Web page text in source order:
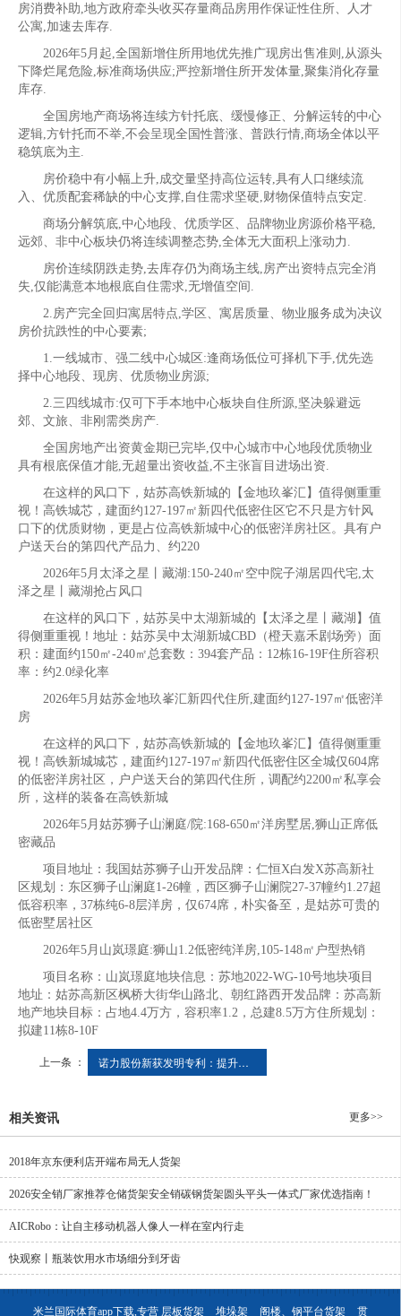
房消费补助,地方政府牵头收买存量商品房用作保证性住所、人才
公寓,加速去库存.
2026年5月起,全国新增住所用地优先推广现房出售准则,从源头
下降烂尾危险,标准商场供应;严控新增住所开发体量,聚集消化存量
库存.
全国房地产商场将连续方针托底、缓慢修正、分解运转的中心
逻辑,方针托而不举,不会呈现全国性普涨、普跌行情,商场全体以平
稳筑底为主.
房价稳中有小幅上升,成交量坚持高位运转,具有人口继续流
入、优质配套稀缺的中心支撑,自住需求坚硬,财物保值特点安定.
商场分解筑底,中心地段、优质学区、品牌物业房源价格平稳,
远郊、非中心板块仍将连续调整态势,全体无大面积上涨动力.
房价连续阴跌走势,去库存仍为商场主线,房产出资特点完全消
失,仅能满意本地根底自住需求,无增值空间.
2.房产完全回归寓居特点,学区、寓居质量、物业服务成为决议
房价抗跌性的中心要素;
1.一线城市、强二线中心城区:逢商场低位可择机下手,优先选
择中心地段、现房、优质物业房源;
2.三四线城市:仅可下手本地中心板块自住所源,坚决躲避远
郊、文旅、非刚需类房产.
全国房地产出资黄金期已完毕,仅中心城市中心地段优质物业
具有根底保值才能,无超量出资收益,不主张盲目进场出资.
在这样的风口下，姑苏高铁新城的【金地玖峯汇】值得侧重重
视！高铁城芯，建面约127-197㎡新四代低密住区它不只是方针风
口下的优质财物，更是占位高铁新城中心的低密洋房社区。具有户
户送天台的第四代产品力、约220
2026年5月太泽之星丨藏湖:150-240㎡空中院子湖居四代宅,太
泽之星丨藏湖抢占风口
在这样的风口下，姑苏吴中太湖新城的【太泽之星丨藏湖】值
得侧重重视！地址：姑苏吴中太湖新城CBD（橙天嘉禾剧场旁）面
积：建面约150㎡-240㎡总套数：394套产品：12栋16-19F住所容积
率：约2.0绿化率
2026年5月姑苏金地玖峯汇新四代住所,建面约127-197㎡低密洋
房
在这样的风口下，姑苏高铁新城的【金地玖峯汇】值得侧重重
视！高铁新城城芯，建面约127-197㎡新四代低密住区全城仅604席
的低密洋房社区，户户送天台的第四代住所，调配约2200㎡私享会
所，这样的装备在高铁新城
2026年5月姑苏狮子山澜庭/院:168-650㎡洋房墅居,狮山正席低
密藏品
项目地址：我国姑苏狮子山开发品牌：仁恒X白发X苏高新社
区规划：东区狮子山澜庭1-26幢，西区狮子山澜院27-37幢约1.27超
低容积率，37栋纯6-8层洋房，仅674席，朴实备至，是姑苏可贵的
低密墅居社区
2026年5月山岚璟庭:狮山1.2低密纯洋房,105-148㎡户型热销
项目名称：山岚璟庭地块信息：苏地2022-WG-10号地块项目
地址：姑苏高新区枫桥大街华山路北、朝红路西开发品牌：苏高新
地产地块目标：占地4.4万方，容积率1.2，总建8.5万方住所规划：
拟建11栋8-10F
上一条 ： 诺力股份新获发明专利：提升仓储效率的智能存取系统
相关资讯 更多>>
2018年京东便利店开端布局无人货架
2026安全销厂家推荐仓储货架安全销碳钢货架圆头平头一体式厂家优选指南！
AICRobo：让自主移动机器人像人一样在室内行走
快观察丨瓶装饮用水市场细分到牙齿
米兰国际体育app下载,专营 层板货架 堆垛架 阁楼、钢平台货架 贯